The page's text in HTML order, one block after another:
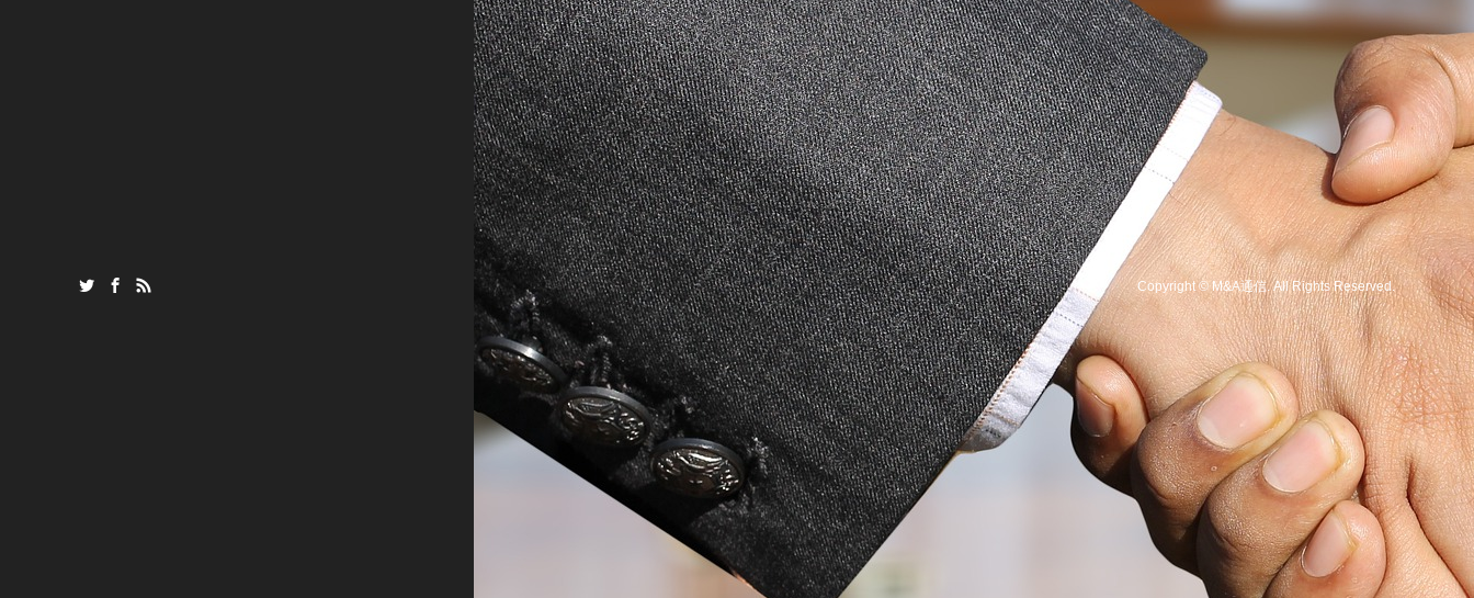
Copyright © M&A通信. All Rights Reserved.